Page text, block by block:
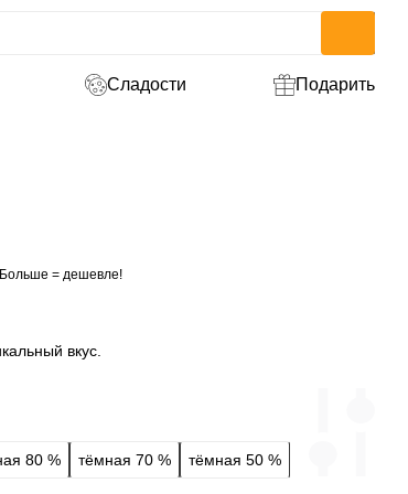
Сладости Подарить
= дешевле!
вкус.
80 % тёмная 70 % тёмная 50 %